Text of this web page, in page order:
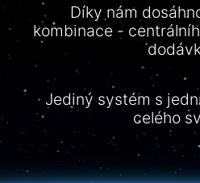
Díky nám
kombinace -
Jediný systém s
celého